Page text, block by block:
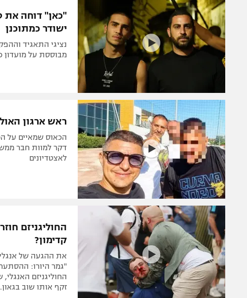
תקנון משתתפים וזוכים בפרסים
תקנון עבור פעילות אלקטרה
תקנון עבור פעילות ספורט 1 – "מרלן"
תנאי שימוש
מדיניות פרטיות
תקנון פעילות ספורט 1
רשיון להקרנה פומבית לבית עסק
הצטרפות לחבילת הערוצים
לוח דרושים – ג'ובנט
תגיות
המגזין
מכבי נתניה
"כאן" דוחה את
ישודר כמתוכנן
נציגי התאגיד
מבוססת על מועדון
ראש ארגון
הכאוס שמאיים על
דקר למוות חבר
לאצטדיונים
החוליגניזם
קדימון?
את ההגעה של
"גמר היורו:
החוליגניזם
זקף אותו שוב בגאון. האם הערב